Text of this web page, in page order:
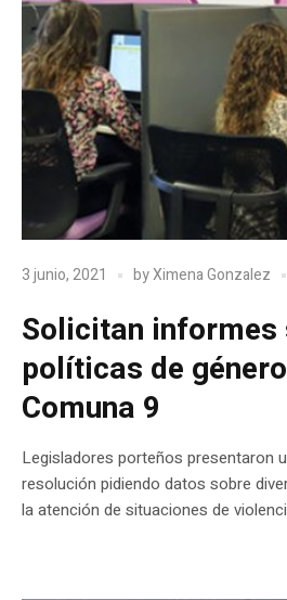
3 junio, 2021 byXimena Gonzalez
Solicitan informes
políticas de
Comuna 9
Legisladores porteños presentaron
resolución pidiendo datos sobre
la atención de situaciones de